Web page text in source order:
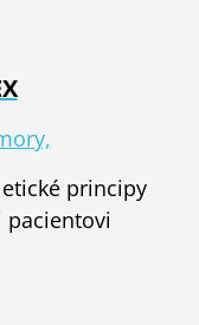
principy
pacientovi